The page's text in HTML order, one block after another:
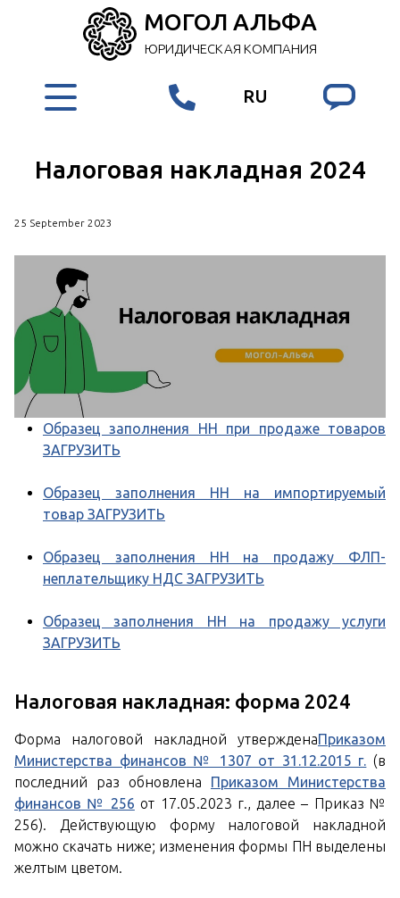
МОГОЛ АЛЬФА
ЮРИДИЧЕСКАЯ КОМПАНИЯ
RU
Налоговая накладная 2024
25 September 2023
Образец заполнения НН при продаже товаров
ЗАГРУЗИТЬ
Образец заполнения НН на импортируемый
товар ЗАГРУЗИТЬ
Образец заполнения НН на продажу ФЛП-
неплательщику НДС ЗАГРУЗИТЬ
Образец заполнения НН на продажу услуги
ЗАГРУЗИТЬ
Налоговая накладная: форма 2024
Форма налоговой накладной утвержденаПриказом
Министерства финансов № 1307 от 31.12.2015 г. (в
последний раз обновлена Приказом Министерства
финансов № 256 от 17.05.2023 г., далее – Приказ №
256). Действующую форму налоговой накладной
можно скачать ниже; изменения формы ПН выделены
желтым цветом.